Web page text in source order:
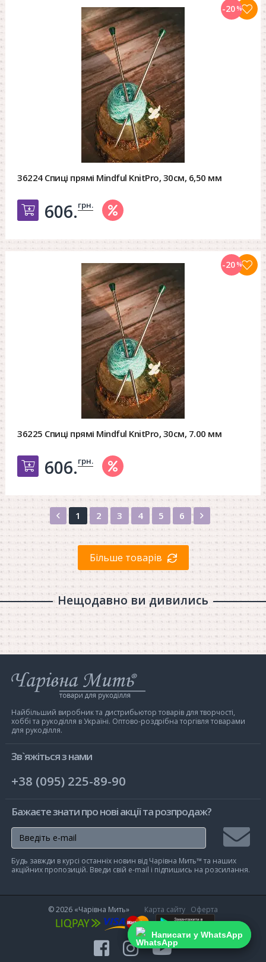
Написати у WhatsApp
Написати у WhatsApp
36224 Спиці прямі Mindful KnitPro, 30см, 6,50 мм
Добавить в корзину
606.грн.
-20%
36225 Спиці прямі Mindful KnitPro, 30см, 7.00 мм
Добавить в корзину
606.грн.
-20%
Назад
1 2 3 4 5 6 Вперед
Більше товарів
Нещодавно ви дивились
Інтернет-
магазин
Мить
Найбільший виробник та дистрибьютор товарів для творчості,
хоббі та рукоділля в Україні. Оптово-роздрібна торгівля товарами
для рукоділля.
Зв`яжіться з нами
+38 (095) 225-89-90
Бажаєте знати про нові акції та розпродаж?
на
Будь завжди в курсі останніх новин від Чарівна Мить™ та наших
акційних пропозицій. Введи свій e-mail і підпишись на розсилання.
© 2026 «Чарівна Мить» Карта сайту Оферта